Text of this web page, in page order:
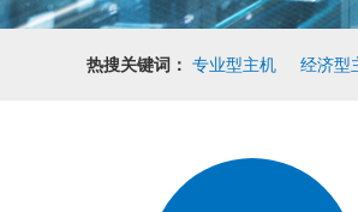
热搜关键词： 专业型主机 经济型